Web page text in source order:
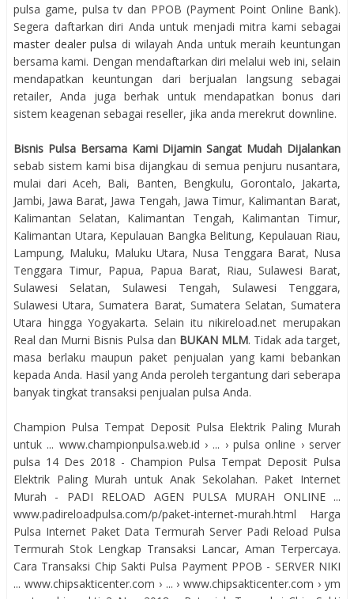
pulsa game, pulsa tv dan PPOB (Payment Point Online Bank).
Segera daftarkan diri Anda untuk menjadi mitra kami sebagai
master dealer pulsa di wilayah Anda untuk meraih keuntungan
bersama kami. Dengan mendaftarkan diri melalui web ini, selain
mendapatkan keuntungan dari berjualan langsung sebagai
retailer, Anda juga berhak untuk mendapatkan bonus dari
sistem keagenan sebagai reseller, jika anda merekrut downline.
Bisnis Pulsa Bersama Kami Dijamin Sangat Mudah Dijalankan
sebab sistem kami bisa dijangkau di semua penjuru nusantara,
mulai dari Aceh, Bali, Banten, Bengkulu, Gorontalo, Jakarta,
Jambi, Jawa Barat, Jawa Tengah, Jawa Timur, Kalimantan Barat,
Kalimantan Selatan, Kalimantan Tengah, Kalimantan Timur,
Kalimantan Utara, Kepulauan Bangka Belitung, Kepulauan Riau,
Lampung, Maluku, Maluku Utara, Nusa Tenggara Barat, Nusa
Tenggara Timur, Papua, Papua Barat, Riau, Sulawesi Barat,
Sulawesi Selatan, Sulawesi Tengah, Sulawesi Tenggara,
Sulawesi Utara, Sumatera Barat, Sumatera Selatan, Sumatera
Utara hingga Yogyakarta. Selain itu nikireload.net merupakan
Real dan Murni Bisnis Pulsa dan BUKAN MLM. Tidak ada target,
masa berlaku maupun paket penjualan yang kami bebankan
kepada Anda. Hasil yang Anda peroleh tergantung dari seberapa
banyak tingkat transaksi penjualan pulsa Anda.
Champion Pulsa Tempat Deposit Pulsa Elektrik Paling Murah
untuk ... www.championpulsa.web.id › ... › pulsa online › server
pulsa 14 Des 2018 - Champion Pulsa Tempat Deposit Pulsa
Elektrik Paling Murah untuk Anak Sekolahan. Paket Internet
Murah - PADI RELOAD AGEN PULSA MURAH ONLINE ...
www.padireloadpulsa.com/p/paket-internet-murah.html Harga
Pulsa Internet Paket Data Termurah Server Padi Reload Pulsa
Termurah Stok Lengkap Transaksi Lancar, Aman Terpercaya.
Cara Transaksi Chip Sakti Pulsa Payment PPOB - SERVER NIKI
... www.chipsakticenter.com › ... › www.chipsakticenter.com › ym